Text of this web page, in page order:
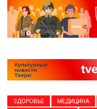
ЗДОРОВЬЕ МЕДИЦИНА